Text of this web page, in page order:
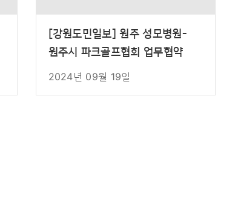
[강원도민일보] 원주 성모병원-
원주시 파크골프협회 업무협약
2024년 09월 19일